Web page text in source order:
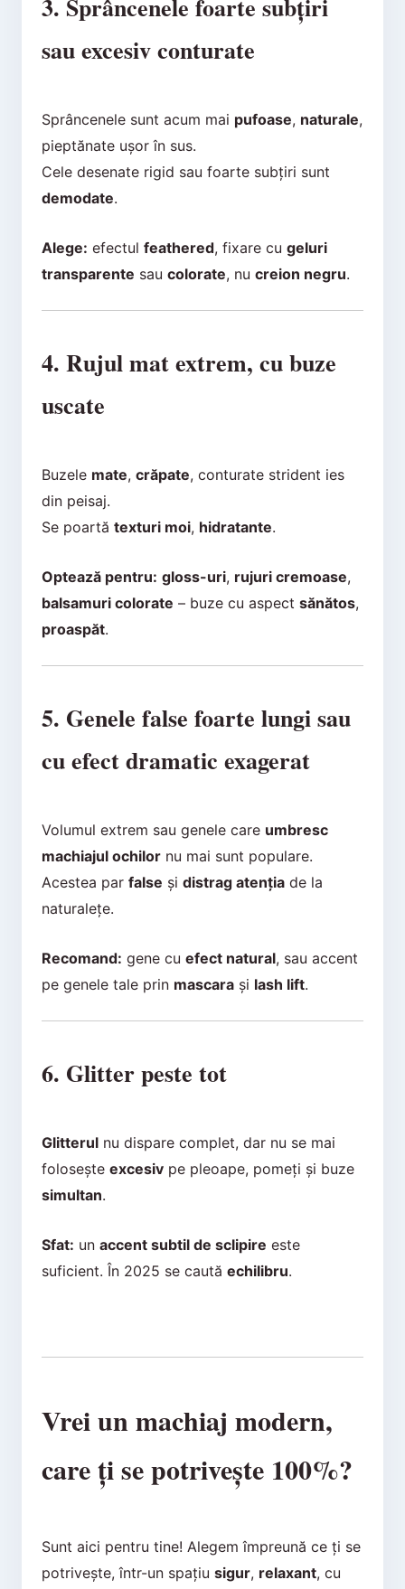
3. Sprâncenele foarte subțiri
sau excesiv conturate
Sprâncenele sunt acum mai pufoase, naturale,
pieptănate ușor în sus.
Cele desenate rigid sau foarte subțiri sunt
demodate.
Alege: efectul feathered, fixare cu geluri
transparente sau colorate, nu creion negru.
4. Rujul mat extrem, cu buze
uscate
Buzele mate, crăpate, conturate strident ies
din peisaj.
Se poartă texturi moi, hidratante.
Optează pentru: gloss-uri, rujuri cremoase,
balsamuri colorate – buze cu aspect sănătos,
proaspăt.
5. Genele false foarte lungi sau
cu efect dramatic exagerat
Volumul extrem sau genele care umbresc
machiajul ochilornu mai sunt populare.
Acestea par false și distrag atențiade la
naturalețe.
Recomand: gene cu efect natural, sau accent
pe genele tale prin mascarași lash lift.
6. Glitter peste tot
Glitterulnu dispare complet, dar nu se mai
folosește excesivpe pleoape, pomeți și buze
simultan.
Sfat: un accent subtil de sclipire este
suficient. În 2025 se caută echilibru.
Vrei un machiaj modern,
care ți se potrivește 100%?
Sunt aici pentru tine! Alegem împreună ce ți se
potrivește, într-un spațiu sigur, relaxant, cu